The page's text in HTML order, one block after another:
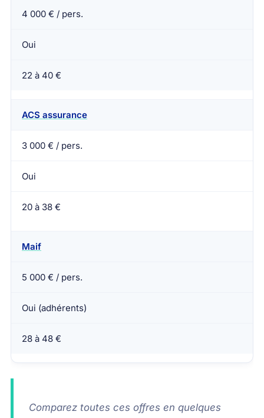
4 000 € / pers.
Oui
22 à 40 €
ACS assurance
3 000 € / pers.
Oui
20 à 38 €
Maif
5 000 € / pers.
Oui (adhérents)
28 à 48 €
Comparez toutes ces offres en quelques